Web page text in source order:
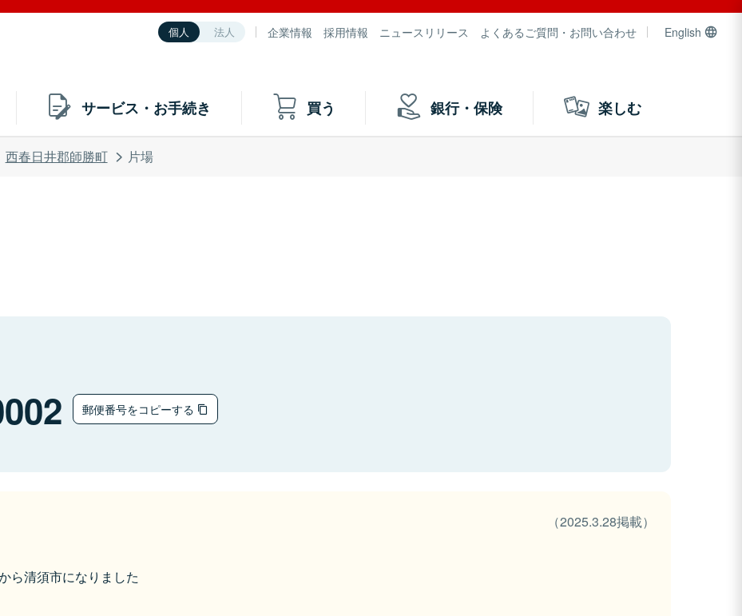
個人 法人 企業情報 採用情報 ニュースリリース よくあるご質問・お問い合わせ English
サービス・お手続き 買う 銀行・保険 楽しむ
西春日井郡師勝町 片場
郵便番号をコピーする
（2025.3.28掲載）
ら清須市になりました